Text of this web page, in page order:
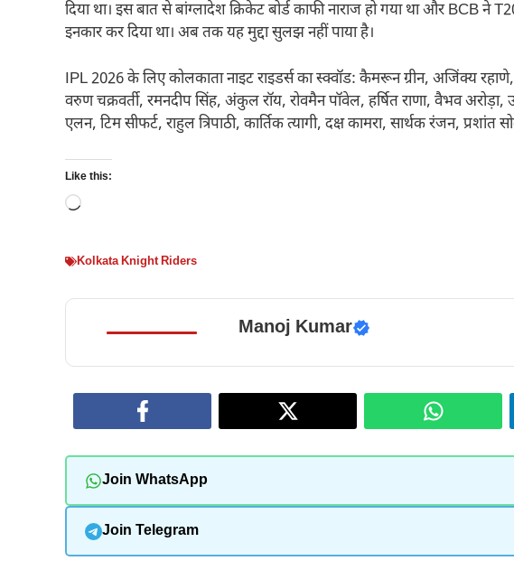
दिया था। इस बात से बांग्लादेश क्रिकेट बोर्ड काफी नाराज हो गया था और BCB
इनकार कर दिया था। अब तक यह मुद्दा सुलझ नहीं पाया है।
IPL 2026 के लिए कोलकाता नाइट राइडर्स का स्क्वॉड: कैमरून ग्रीन, अजिंक्य
वरुण चक्रवर्ती, रमनदीप सिंह, अंकुल रॉय, रोवमैन पॉवेल, हर्षित राणा, वैभव
एलन, टिम सीफर्ट, राहुल त्रिपाठी, कार्तिक त्यागी, दक्ष कामरा, सार्थक रंजन, प्रशांत
Like this:
Loading…
Kolkata Knight Riders
Manoj Kumar
Join WhatsApp
Join Telegram